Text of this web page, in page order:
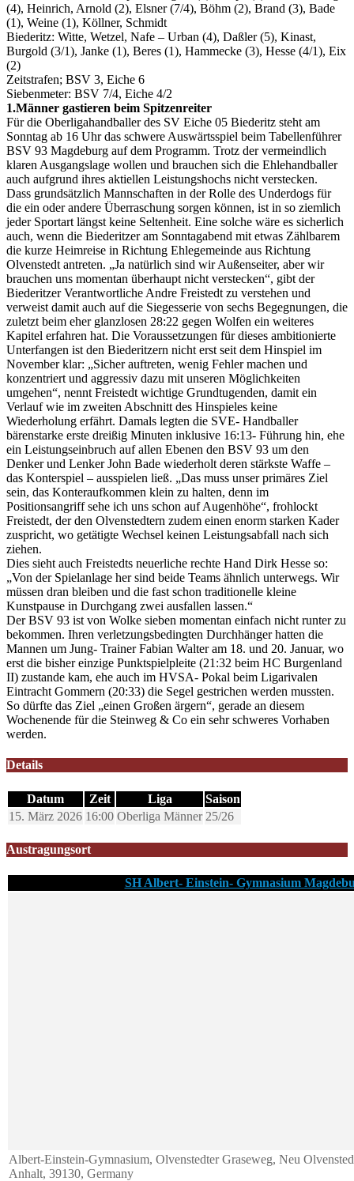
(4), Heinrich, Arnold (2), Elsner (7/4), Böhm (2), Brand (3), Bade
(1), Weine (1), Köllner, Schmidt
Biederitz: Witte, Wetzel, Nafe – Urban (4), Daßler (5), Kinast,
Burgold (3/1), Janke (1), Beres (1), Hammecke (3), Hesse (4/1), Eix
(2)
Zeitstrafen; BSV 3, Eiche 6
Siebenmeter: BSV 7/4, Eiche 4/2
1.Männer gastieren beim Spitzenreiter
Für die Oberligahandballer des SV Eiche 05 Biederitz steht am
Sonntag ab 16 Uhr das schwere Auswärtsspiel beim Tabellenführer
BSV 93 Magdeburg auf dem Programm. Trotz der vermeindlich
klaren Ausgangslage wollen und brauchen sich die Ehlehandballer
auch aufgrund ihres aktiellen Leistungshochs nicht verstecken.
Dass grundsätzlich Mannschaften in der Rolle des Underdogs für
die ein oder andere Überraschung sorgen können, ist in so ziemlich
jeder Sportart längst keine Seltenheit. Eine solche wäre es sicherlich
auch, wenn die Biederitzer am Sonntagabend mit etwas Zählbarem
die kurze Heimreise in Richtung Ehlegemeinde aus Richtung
Olvenstedt antreten. „Ja natürlich sind wir Außenseiter, aber wir
brauchen uns momentan überhaupt nicht verstecken“, gibt der
Biederitzer Verantwortliche Andre Freistedt zu verstehen und
verweist damit auch auf die Siegesserie von sechs Begegnungen, die
zuletzt beim eher glanzlosen 28:22 gegen Wolfen ein weiteres
Kapitel erfahren hat. Die Voraussetzungen für dieses ambitionierte
Unterfangen ist den Biederitzern nicht erst seit dem Hinspiel im
November klar: „Sicher auftreten, wenig Fehler machen und
konzentriert und aggressiv dazu mit unseren Möglichkeiten
umgehen“, nennt Freistedt wichtige Grundtugenden, damit ein
Verlauf wie im zweiten Abschnitt des Hinspieles keine
Wiederholung erfährt. Damals legten die SVE- Handballer
bärenstarke erste dreißig Minuten inklusive 16:13- Führung hin, ehe
ein Leistungseinbruch auf allen Ebenen den BSV 93 um den
Denker und Lenker John Bade wiederholt deren stärkste Waffe –
das Konterspiel – ausspielen ließ. „Das muss unser primäres Ziel
sein, das Konteraufkommen klein zu halten, denn im
Positionsangriff sehe ich uns schon auf Augenhöhe“, frohlockt
Freistedt, der den Olvenstedtern zudem einen enorm starken Kader
zuspricht, wo getätigte Wechsel keinen Leistungsabfall nach sich
ziehen.
Dies sieht auch Freistedts neuerliche rechte Hand Dirk Hesse so:
„Von der Spielanlage her sind beide Teams ähnlich unterwegs. Wir
müssen dran bleiben und die fast schon traditionelle kleine
Kunstpause in Durchgang zwei ausfallen lassen.“
Der BSV 93 ist von Wolke sieben momentan einfach nicht runter zu
bekommen. Ihren verletzungsbedingten Durchhänger hatten die
Mannen um Jung- Trainer Fabian Walter am 18. und 20. Januar, wo
erst die bisher einzige Punktspielpleite (21:32 beim HC Burgenland
II) zustande kam, ehe auch im HVSA- Pokal beim Ligarivalen
Eintracht Gommern (20:33) die Segel gestrichen werden mussten.
So dürfte das Ziel „einen Großen ärgern“, gerade an diesem
Wochenende für die Steinweg & Co ein sehr schweres Vorhaben
werden.
Details
Datum Zeit Liga
Saison
15. März 2026 16:00 Oberliga Männer 25/26
Austragungsort
SH Albert- Einstein- Gymnasium
Albert-Einstein-Gymnasium, Olvenstedter Graseweg, Neu
Anhalt, 39130, Germany